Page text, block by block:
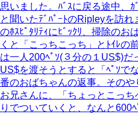
思いました。ﾊﾞｽに戻る途中、
と聞いたﾃﾞﾊﾟｰﾄのRipleyを訪
のﾎｽﾋﾟﾀﾘﾃｨにﾋﾞｯｸﾘ、掃除のお
くと「こっちこっち」とﾄｲﾚの
は一人200ﾍﾟｿ(３分の１US$)だ
US$を渡そうとすると「ﾍﾟｿで
番のおばちゃんの返事。その
お兄さんに、「ちょっとこっ
りでついていくと、なんと600